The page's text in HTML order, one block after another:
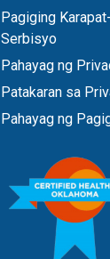
Pagiging
Serbisyo
Pahayag ng
Patakaran sa
Pahayag ng